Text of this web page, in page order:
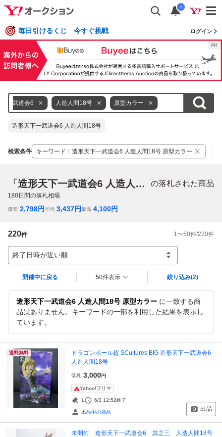
i
毎日引けるくじ 今すぐ挑戦 ログイン
一武道会6 人造人間18号 原型カラー
造形天下一武道会6 人造人間18号
検索条件 キーワード ： 造形天下一武道会6 人造人間18号 原型カラー
「造形天下一武道会6 人造人間18号 原型カラー」 の落札された商品
180日間の落札相場
最安 2,798円平均 3,437円最高 4,100円
220件 1 〜50件/220件
終了日時が近い順
開催中に戻る 50件表示 絞り込み(2)
造形天下一武道会6 人造人間18号 原型カラー に一致する商
品はありません。キーワードの一部を利用した結果を表示し
ています。
送料無料
ドラゴンボール超 SCultures BIG 造形天下一武道会6
人造人間18号
落札 3,000円
Yahoo!フリマ
1 6/3 12:52終了
出品中の商品 出品
未開封 造形天下一武道会6 其之三 人造人間18号